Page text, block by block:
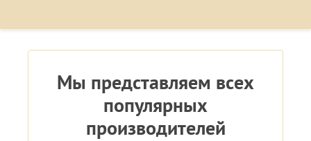
Мы представляем всех
популярных
производителей